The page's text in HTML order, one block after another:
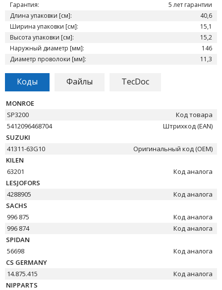
Гарантия:
5 лет гарантии
Длина упаковки [см]:
40,6
Ширина упаковки [см]:
15,1
Высота упаковки [см]:
15,2
Наружный диаметр [мм]:
146
Диаметр проволоки [мм]:
11,3
Коды Файлы TecDoc
MONROE
SP3200
Код товара
5412096468704
Штрихкод (EAN)
SUZUKI
41311-63G10
Оригинальный код (OEM)
KILEN
63201
Код аналога
LESJOFORS
4288905
Код аналога
SACHS
996 875
Код аналога
996 874
Код аналога
SPIDAN
56698
Код аналога
CS GERMANY
14.875.415
Код аналога
NIPPARTS